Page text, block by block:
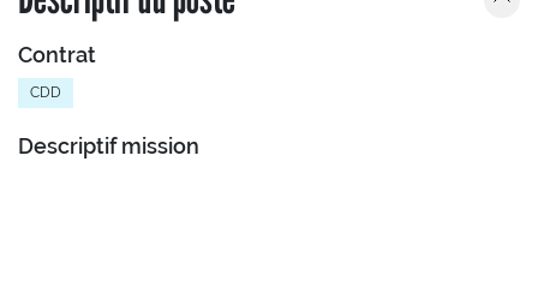
Contrat
CDD
Descriptif mission